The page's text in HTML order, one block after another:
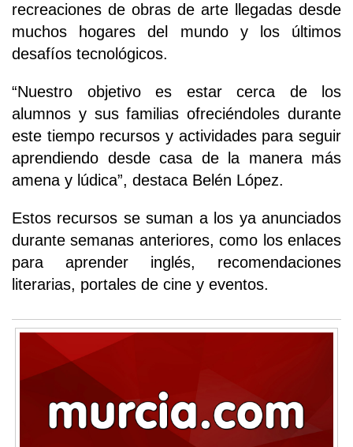
recreaciones de obras de arte llegadas desde
muchos hogares del mundo y los últimos
desafíos tecnológicos.
“Nuestro objetivo es estar cerca de los
alumnos y sus familias ofreciéndoles durante
este tiempo recursos y actividades para seguir
aprendiendo desde casa de la manera más
amena y lúdica”, destaca Belén López.
Estos recursos se suman a los ya anunciados
durante semanas anteriores, como los enlaces
para aprender inglés, recomendaciones
literarias, portales de cine y eventos.